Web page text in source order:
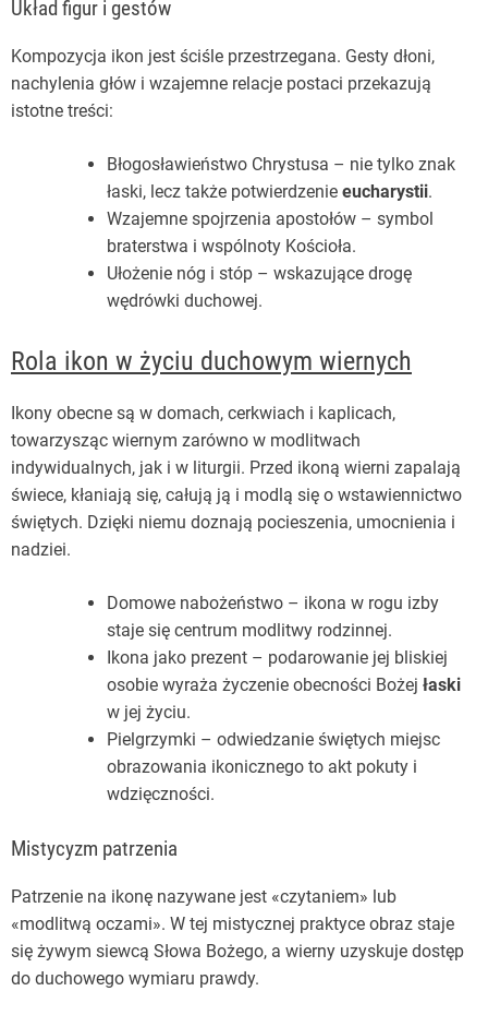
Układ figur i gestów
Kompozycja ikon jest ściśle przestrzegana. Gesty dłoni,
nachylenia głów i wzajemne relacje postaci przekazują
istotne treści:
Błogosławieństwo Chrystusa – nie tylko znak
łaski, lecz także potwierdzenie eucharystii.
Wzajemne spojrzenia apostołów – symbol
braterstwa i wspólnoty Kościoła.
Ułożenie nóg i stóp – wskazujące drogę
wędrówki duchowej.
Rola ikon w życiu duchowym wiernych
Ikony obecne są w domach, cerkwiach i kaplicach,
towarzysząc wiernym zarówno w modlitwach
indywidualnych, jak i w liturgii. Przed ikoną wierni zapalają
świece, kłaniają się, całują ją i modlą się o wstawiennictwo
świętych. Dzięki niemu doznają pocieszenia, umocnienia i
nadziei.
Domowe nabożeństwo – ikona w rogu izby
staje się centrum modlitwy rodzinnej.
Ikona jako prezent – podarowanie jej bliskiej
osobie wyraża życzenie obecności Bożej łaski
w jej życiu.
Pielgrzymki – odwiedzanie świętych miejsc
obrazowania ikonicznego to akt pokuty i
wdzięczności.
Mistycyzm patrzenia
Patrzenie na ikonę nazywane jest «czytaniem» lub
«modlitwą oczami». W tej mistycznej praktyce obraz staje
się żywym siewcą Słowa Bożego, a wierny uzyskuje dostęp
do duchowego wymiaru prawdy.